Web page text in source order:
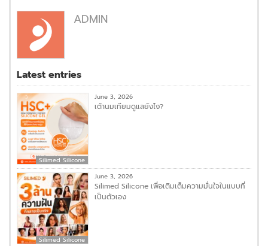
ADMIN
Latest entries
Silimed Silicone
June 3, 2026
เต้านมเทียมดูแลยังไง?
Silimed Silicone
June 3, 2026
Silimed Silicone เพื่อเติมเต็มความมั่นใจในแบบที่
เป็นตัวเอง